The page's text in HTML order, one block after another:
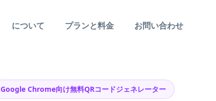
について プランと料金 お問い合わせ
Google Chrome向け無料QRコードジェネレーター